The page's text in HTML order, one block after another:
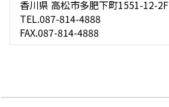
香川県 高松市多肥下町1551-12-2F
TEL.087-814-4888
FAX.087-814-4888